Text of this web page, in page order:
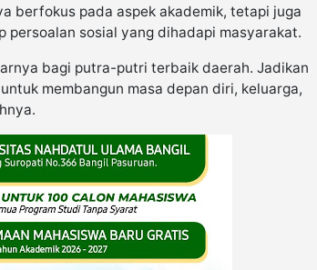
berfokus pada aspek akademik, tetapi juga
persoalan sosial yang dihadapi masyarakat.
bagi putra-putri terbaik daerah. Jadikan
membangun masa depan diri, keluarga,